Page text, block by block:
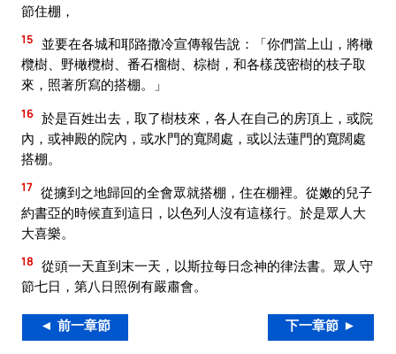
節住棚，
15
並要在各城和耶路撒冷宣傳報告說：「你們當上山，將橄
欖樹、野橄欖樹、番石榴樹、棕樹，和各樣茂密樹的枝子取
來，照著所寫的搭棚。」
16 於是百姓出去，取了樹枝來，各人在自己的房頂上，或院
內，或神殿的院內，或水門的寬闊處，或以法蓮門的寬闊處
搭棚。
17 從擄到之地歸回的全會眾就搭棚，住在棚裡。從嫩的兒子
約書亞的時候直到這日，以色列人沒有這樣行。於是眾人大
大喜樂。
18 從頭一天直到末一天，以斯拉每日念神的律法書。眾人守
節七日，第八日照例有嚴肅會。
◄ 前一章節 下一章節 ►